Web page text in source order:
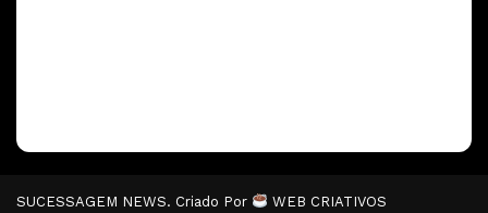
SUCESSAGEM NEWS. Criado Por WEB CRIATIVOS